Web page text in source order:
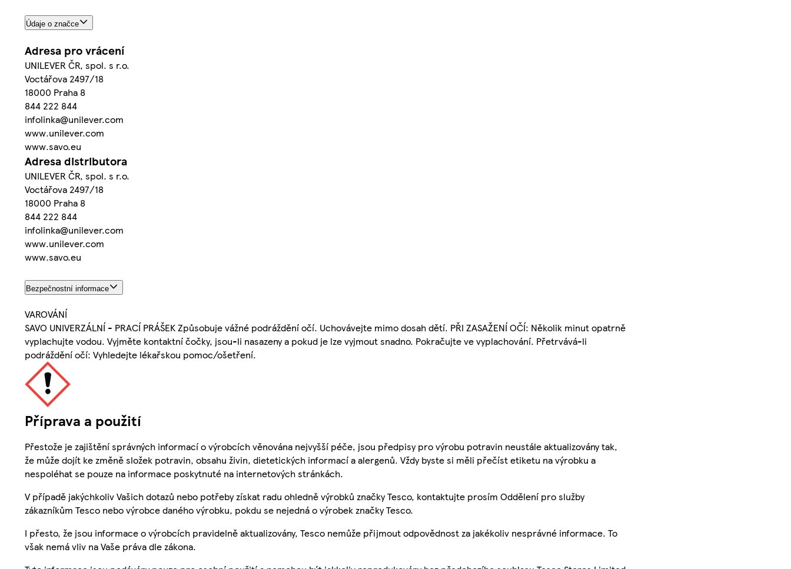
Údaje o značce
Adresa pro vrácení
UNILEVER ČR, spol. s r.o.
Voctářova 2497/18
18000 Praha 8
844 222 844
infolinka@unilever.com
www.unilever.com
www.savo.eu
Adresa distributora
UNILEVER ČR, spol. s r.o.
Voctářova 2497/18
18000 Praha 8
844 222 844
infolinka@unilever.com
www.unilever.com
www.savo.eu
Bezpečnostní informace
VAROVÁNÍ
SAVO UNIVERZÁLNÍ - PRACÍ PRÁŠEK Způsobuje vážné podráždění očí. Uchovávejte mimo dosah dětí. PŘI ZASAŽENÍ OČÍ: Několik minut opatrně
vyplachujte vodou. Vyjměte kontaktní čočky, jsou-li nasazeny a pokud je lze vyjmout snadno. Pokračujte ve vyplachování. Přetrvává-li
podráždění očí: Vyhledejte lékařskou pomoc/ošetření.
Příprava a použití
Přestože je zajištění správných informací o výrobcích věnována nejvyšší péče, jsou předpisy pro výrobu potravin neustále aktualizovány tak,
že může dojít ke změně složek potravin, obsahu živin, dietetických informací a alergenů. Vždy byste si měli přečíst etiketu na výrobku a
nespoléhat se pouze na informace poskytnuté na internetových stránkách.
V případě jakýchkoliv Vašich dotazů nebo potřeby získat radu ohledně výrobků značky Tesco, kontaktujte prosím Oddělení pro služby
zákazníkům Tesco nebo výrobce daného výrobku, pokdu se nejedná o výrobek značky Tesco.
I přesto, že jsou informace o výrobcích pravidelně aktualizovány, Tesco nemůže přijmout odpovědnost za jakékoliv nesprávné informace. To
však nemá vliv na Vaše práva dle zákona.